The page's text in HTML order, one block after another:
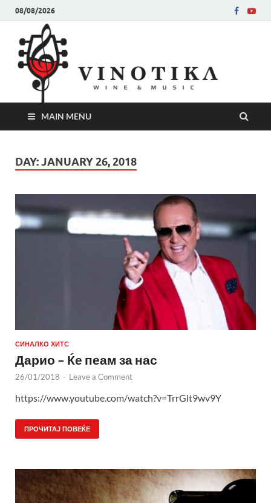
08/08/2026
MAIN MENU
DAY:JANUARY 26, 2018
СИНАЛКО ХИТС
Дарио – Ќе пеам за нас
26/01/2018 - Leave a Comment
https://www.youtube.com/watch?v=TrrGlt9wv9Y
ПРОЧИТАЈ ПОВЕЌЕ